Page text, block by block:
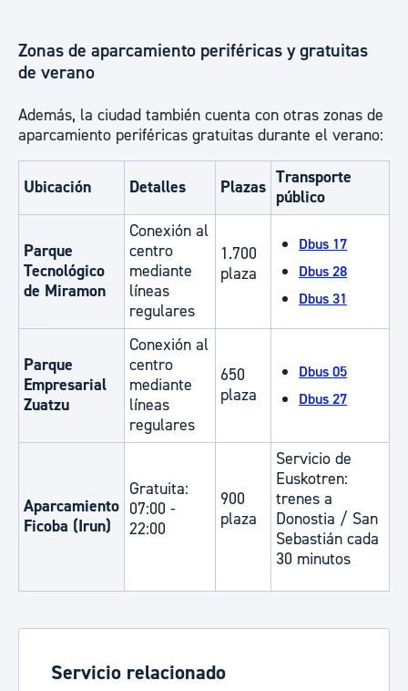
Zonas de aparcamiento periféricas y gratuitas
de verano
Además, la ciudad también cuenta con otras zonas de
aparcamiento periféricas gratuitas durante el verano:
Ubicación Detalles Plazas Transporte
público
Parque
Tecnológico
de Miramon
Conexión al
centro
mediante
líneas
regulares
1.700
plaza
Dbus 17
Dbus 28
Dbus 31
Parque
Empresarial
Zuatzu
Conexión al
centro
mediante
líneas
regulares
650
plaza
Dbus 05
Dbus 27
Aparcamiento
Ficoba (Irun)
Gratuita:
07:00 -
22:00​​​​
900
plaza
Servicio de
Euskotren:
trenes a
Donostia / San
Sebastián cada
30 minutos
Servicio relacionado